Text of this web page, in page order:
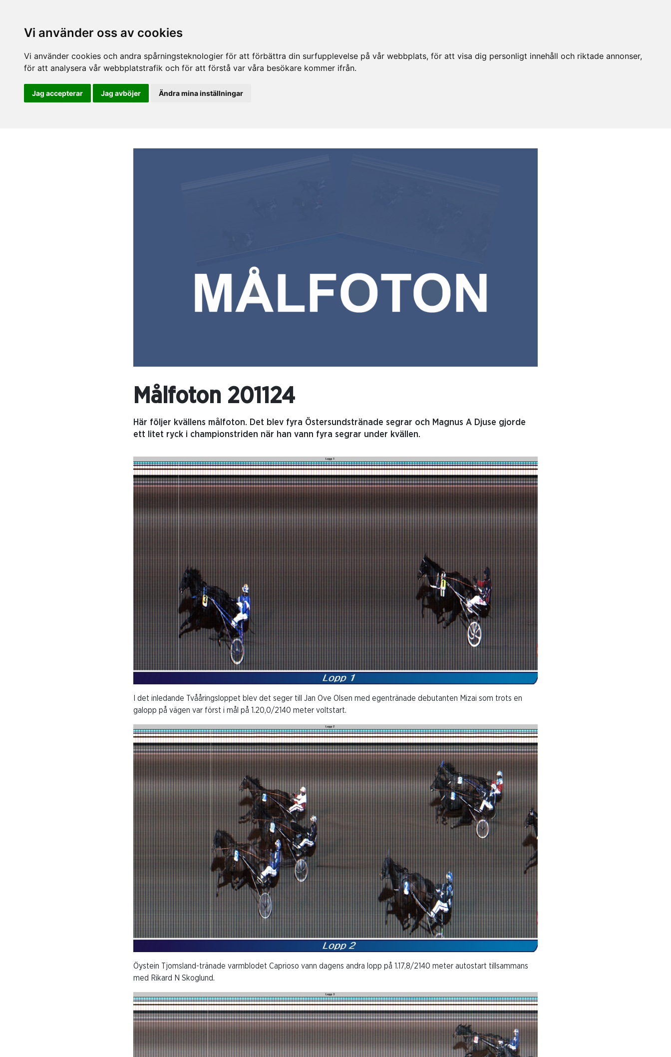
Vi använder oss av cookies
Vi använder cookies och andra spårningsteknologier för att förbättra din surfupplevelse på vår webbplats, för att visa dig personligt innehåll och riktade annonser,
för att analysera vår webbplatstrafik och för att förstå var våra besökare kommer ifrån.
Jag accepterar Jag avböjer Ändra mina inställningar
Målfoton 201124
Här följer kvällens målfoton. Det blev fyra Östersundstränade segrar och Magnus A Djuse gjorde
ett litet ryck i championstriden när han vann fyra segrar under kvällen.
I det inledande Tvååringsloppet blev det seger till Jan Ove Olsen med egentränade debutanten Mizai som trots en
galopp på vägen var först i mål på 1.20,0/2140 meter voltstart.
Öystein Tjomsland-tränade varmblodet Caprioso vann dagens andra lopp på 1.17,8/2140 meter autostart tillsammans
med Rikard N Skoglund.